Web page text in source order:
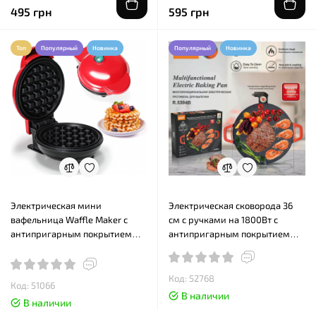
495 грн 595 грн
Топ Популярный Новинка
Электрическая мини
вафельница Waffle Maker с
антипригарным покрытием
Код: 51066
В наличии
Популярный Новинка
Электрическая сковорода 36
см с ручками на 1800Вт с
антипригарным покрытием
Код: 52768
В наличии